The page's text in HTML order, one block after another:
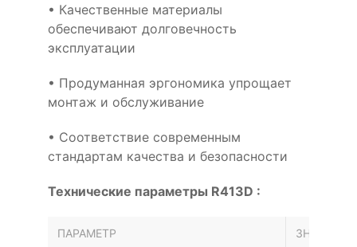
• Качественные материалы
обеспечивают долговечность
эксплуатации
• Продуманная эргономика упрощает
монтаж и обслуживание
• Соответствие современным
стандартам качества и безопасности
Технические параметры R413D :
ПАРАМЕТР ЗНАЧЕНИЕ